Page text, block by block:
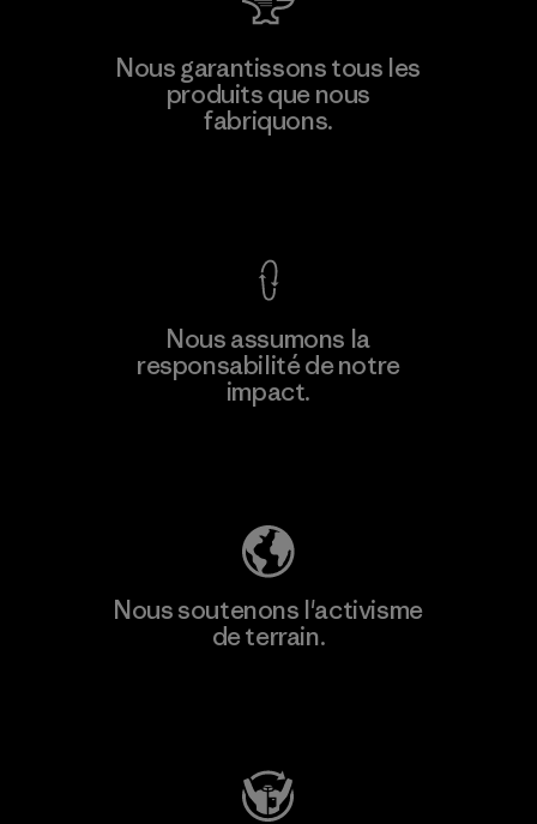
plus
MAS Active (Pvt) Ltd. - Asialine
Nous garantissons tous les
produits que nous
fabriquons.
Nous assumons la
responsabilité de notre
impact.
Nous soutenons l'activisme
de terrain.